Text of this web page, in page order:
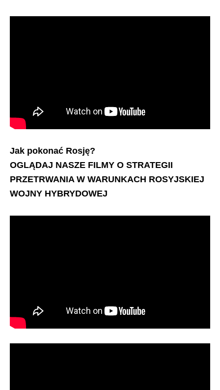
Jak pokonać Rosję?
OGLĄDAJ NASZE FILMY O STRATEGII
PRZETRWANIA W WARUNKACH ROSYJSKIEJ
WOJNY HYBRYDOWEJ